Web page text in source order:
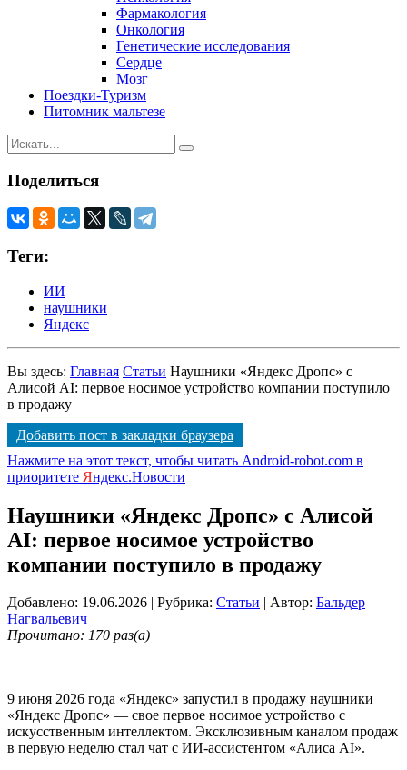
Фармакология
Онкология
Генетические исследования
Сердце
Мозг
Поездки-Туризм
Питомник мальтезе
Поделиться
Теги:
ИИ
наушники
Яндекс
Вы здесь: Главная Статьи Наушники «Яндекс Дропс» с
Алисой AI: первое носимое устройство компании поступило
в продажу
Добавить пост в закладки браузера
Нажмите на этот текст, чтобы читать Android-robot.com в
приоритете Яндекс.Новости
Наушники «Яндекс Дропс» с Алисой
AI: первое носимое устройство
компании поступило в продажу
Добавлено: 19.06.2026 | Рубрика: Статьи | Автор: Бальдер
Нагвальевич
Прочитано: 170 раз(а)
9 июня 2026 года «Яндекс» запустил в продажу наушники
«Яндекс Дропс» — свое первое носимое устройство с
искусственным интеллектом. Эксклюзивным каналом продаж
в первую неделю стал чат с ИИ-ассистентом «Алиса AI».